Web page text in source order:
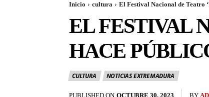
Inicio cultura El Festival Nacional de Teatro
EL FESTIVAL
HACE
CULTURA NOTICIAS EXTREMADURA
PUBLISHED ON OCTUBRE 30, 2023 BY